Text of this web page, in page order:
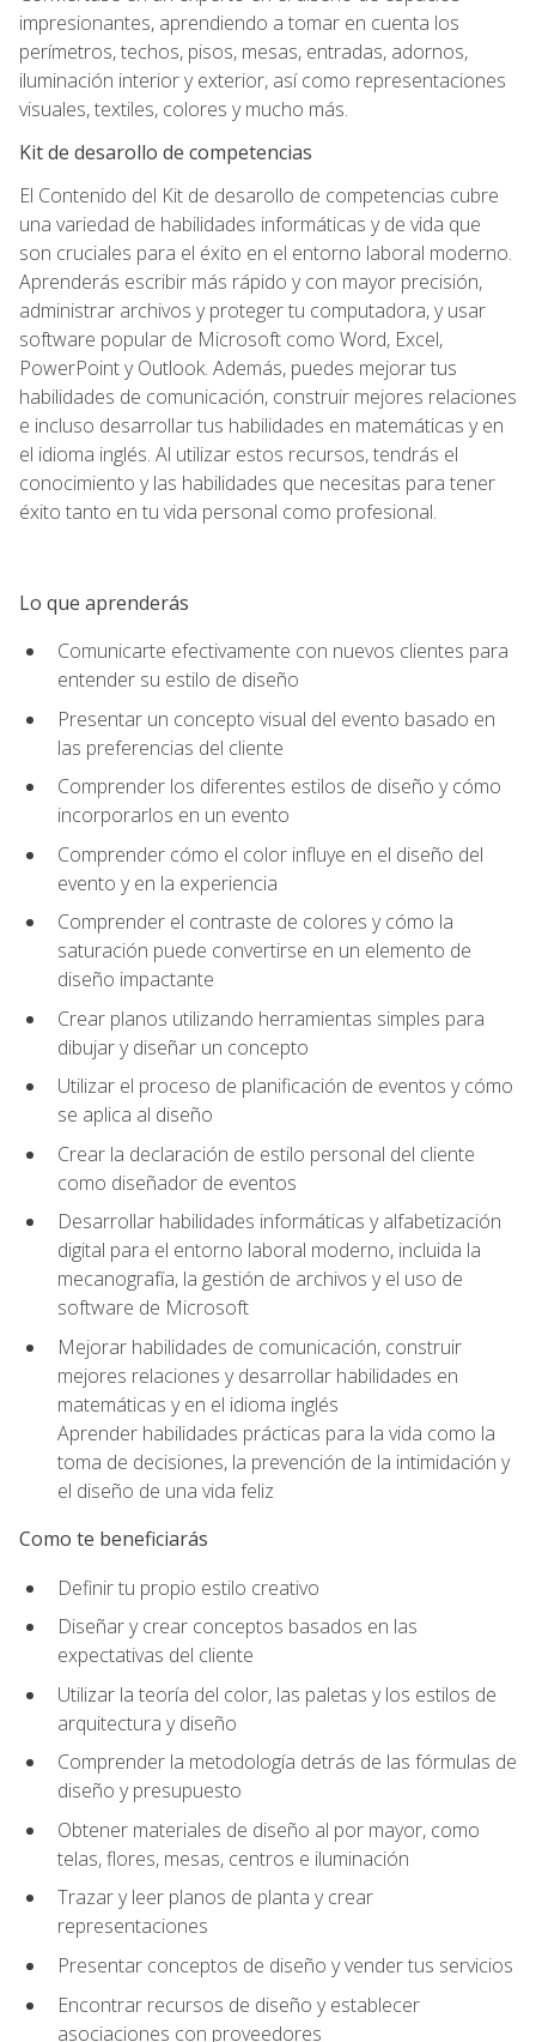
impresionantes, aprendiendo a tomar en cuenta los
perímetros, techos, pisos, mesas, entradas, adornos,
iluminación interior y exterior, así como representaciones
visuales, textiles, colores y mucho más.
Kit de desarollo de competencias
El Contenido del Kit de desarollo de competencias cubre
una variedad de habilidades informáticas y de vida que
son cruciales para el éxito en el entorno laboral moderno.
Aprenderás escribir más rápido y con mayor precisión,
administrar archivos y proteger tu computadora, y usar
software popular de Microsoft como Word, Excel,
PowerPoint y Outlook. Además, puedes mejorar tus
habilidades de comunicación, construir mejores relaciones
e incluso desarrollar tus habilidades en matemáticas y en
el idioma inglés. Al utilizar estos recursos, tendrás el
conocimiento y las habilidades que necesitas para tener
éxito tanto en tu vida personal como profesional.
Lo que aprenderás
Comunicarte efectivamente con nuevos clientes para
entender su estilo de diseño
Presentar un concepto visual del evento basado en
las preferencias del cliente
Comprender los diferentes estilos de diseño y cómo
incorporarlos en un evento
Comprender cómo el color influye en el diseño del
evento y en la experiencia
Comprender el contraste de colores y cómo la
saturación puede convertirse en un elemento de
diseño impactante
Crear planos utilizando herramientas simples para
dibujar y diseñar un concepto
Utilizar el proceso de planificación de eventos y cómo
se aplica al diseño
Crear la declaración de estilo personal del cliente
como diseñador de eventos
Desarrollar habilidades informáticas y alfabetización
digital para el entorno laboral moderno, incluida la
mecanografía, la gestión de archivos y el uso de
software de Microsoft
Mejorar habilidades de comunicación, construir
mejores relaciones y desarrollar habilidades en
matemáticas y en el idioma inglés
Aprender habilidades prácticas para la vida como la
toma de decisiones, la prevención de la intimidación y
el diseño de una vida feliz
Como te beneficiarás
Definir tu propio estilo creativo
Diseñar y crear conceptos basados en las
expectativas del cliente
Utilizar la teoría del color, las paletas y los estilos de
arquitectura y diseño
Comprender la metodología detrás de las fórmulas de
diseño y presupuesto
Obtener materiales de diseño al por mayor, como
telas, flores, mesas, centros e iluminación
Trazar y leer planos de planta y crear
representaciones
Presentar conceptos de diseño y vender tus servicios
Encontrar recursos de diseño y establecer
asociaciones con proveedores